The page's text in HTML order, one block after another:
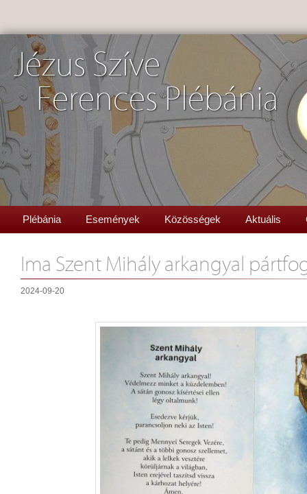
Jézus Szíve
Ferences Plébánia
Plébánia Események Közösségek Aktuális
Ima Szent Mihály arkangyal
2024-09-20